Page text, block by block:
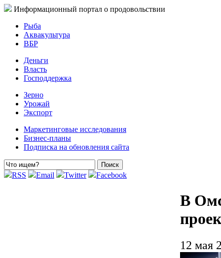
Информационный портал о продовольствии
Рыба
Аквакультура
ВБР
Деньги
Власть
Господдержка
Зерно
Урожай
Экспорт
Маркетинговые исследования
Бизнес-планы
Подписка на обновления сайта
RSS Email Twitter Facebook
В
12 мая